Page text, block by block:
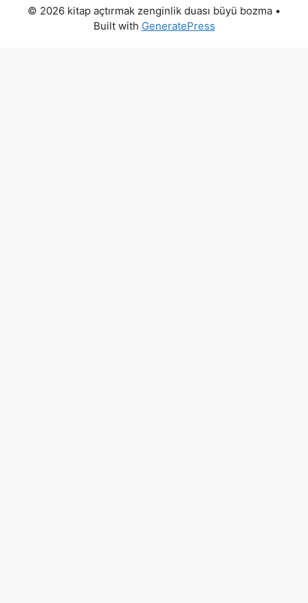
© 2026 kitap açtırmak zenginlik duası büyü bozma •
Built with GeneratePress